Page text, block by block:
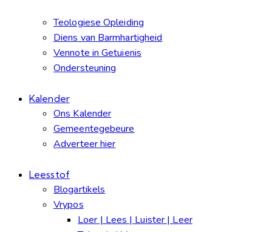
Teologiese Opleiding
Diens van Barmhartigheid
Vennote in Getuienis
Ondersteuning
Kalender
Ons Kalender
Gemeentegebeure
Adverteer hier
Leesstof
Blogartikels
Vrypos
Loer | Lees | Luister | Leer